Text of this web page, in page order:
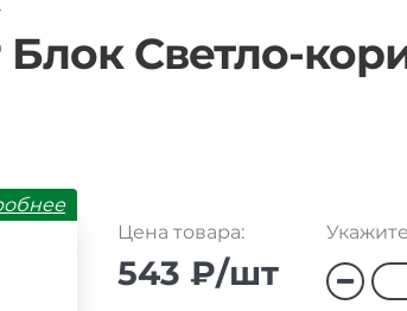
Светло-
Цена товара:
543 ₽/шт